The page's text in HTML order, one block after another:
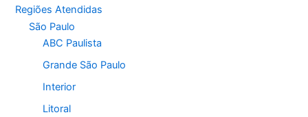
Regiões Atendidas
São Paulo
ABC Paulista
Grande São Paulo
Interior
Litoral